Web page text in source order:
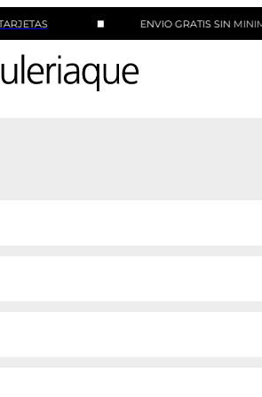
ENVIO GRATIS SIN MINIMO DE